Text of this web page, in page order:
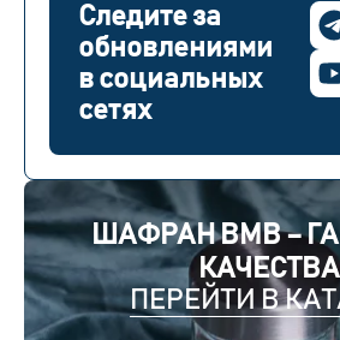
ШАФРАН BMB –
КАЧЕСТВА
ПЕРЕЙТИ В
Следите за
обновлениями
в социальных
сетях